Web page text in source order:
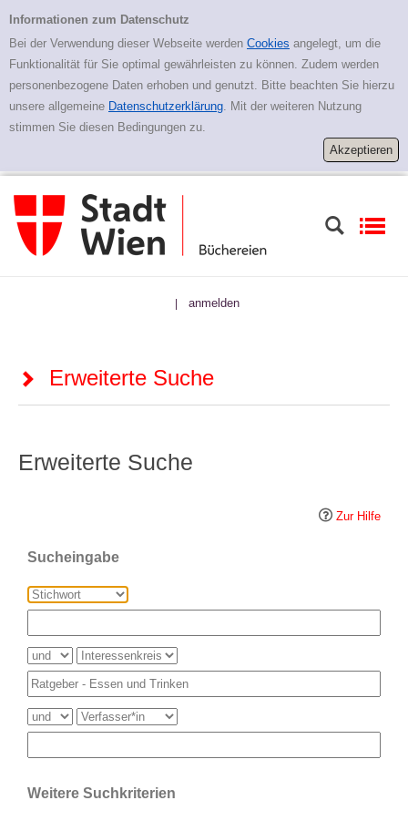
Erweiterte Suche
Informationen zum Datenschutz
Bei der Verwendung dieser Webseite werden Cookies angelegt, um die
Funktionalität für Sie optimal gewährleisten zu können. Zudem werden
personenbezogene Daten erhoben und genutzt. Bitte beachten Sie hierzu
unsere allgemeine Datenschutzerklärung. Mit der weiteren Nutzung
stimmen Sie diesen Bedingungen zu.
| anmelden
Erweiterte Suche
Erweiterte Suche
Zur Hilfe
Sucheingabe
Weitere Suchkriterien